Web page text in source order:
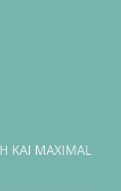
MAXIMAL